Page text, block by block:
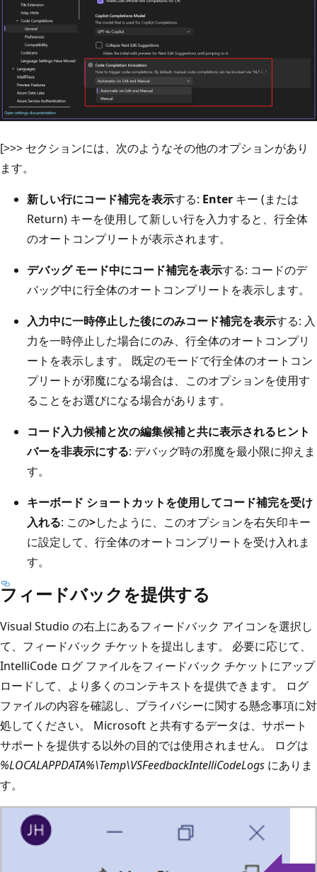
[>>> セクションには、次のようなその他のオプションがあり
ます。
新しい行にコード補完を表示する: Enter キー (または
Return) キーを使用して新しい行を入力すると、行全体
のオートコンプリートが表示されます。
デバッグ モード中にコード補完を表示する: コードのデ
バッグ中に行全体のオートコンプリートを表示します。
入力中に一時停止した後にのみコード補完を表示する: 入
力を一時停止した場合にのみ、行全体のオートコンプリ
ートを表示します。 既定のモードで行全体のオートコン
プリートが邪魔になる場合は、このオプションを使用す
ることをお選びになる場合があります。
コード入力候補と次の編集候補と共に表示されるヒント
バーを非表示にする: デバッグ時の邪魔を最小限に抑えま
す。
キーボード ショートカットを使用してコード補完を受け
入れる: この>したように、このオプションを右矢印キー
に設定して、行全体のオートコンプリートを受け入れま
す。
フィードバックを提供する
Visual Studio の右上にあるフィードバック アイコンを選択し
て、フィードバック チケットを提出します。 必要に応じて、
IntelliCode ログ ファイルをフィードバック チケットにアップ
ロードして、より多くのコンテキストを提供できます。 ログ
ファイルの内容を確認し、プライバシーに関する懸念事項に対
処してください。 Microsoft と共有するデータは、サポート
サポートを提供する以外の目的では使用されません。 ログは
%LOCALAPPDATA%\Temp\VSFeedbackIntelliCodeLogs にありま
す。